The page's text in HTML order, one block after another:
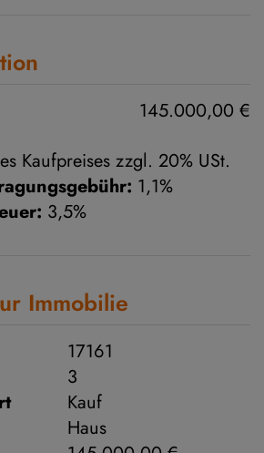
145.000,00 €
Kaufpreises zzgl. 20% USt.
1,1%
3,5%
Immobilie
17161
3
Kauf
Haus